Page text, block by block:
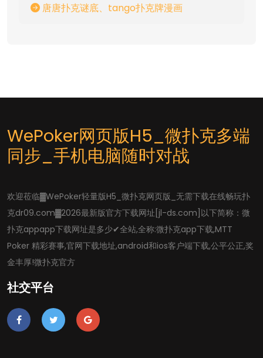
唐唐扑克谜底、tango扑克牌漫画
WePoker网页版H5_微扑克多端
同步_手机电脑随时对战
欢迎莅临▓WePoker轻量版H5_微扑克网页版_无需下载在线畅玩扑
克dr09.com▓2026最新版官方下载网址[jl-ds.com]以下简称：微
扑克appapp下载网址是多少✔全站,全称:微扑克app下载,MTT
Poker 精彩赛事,官网下载地址,android和ios客户端下载,公平公正,奖
金丰厚!微扑克官方
社交平台